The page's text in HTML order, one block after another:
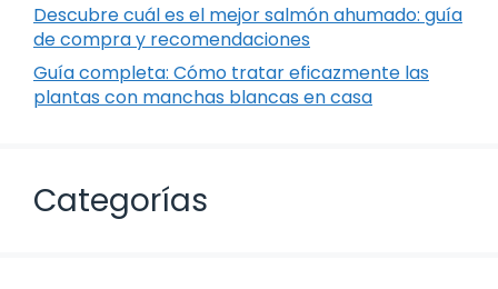
Descubre cuál es el mejor salmón ahumado: guía
de compra y recomendaciones
Guía completa: Cómo tratar eficazmente las
plantas con manchas blancas en casa
Categorías